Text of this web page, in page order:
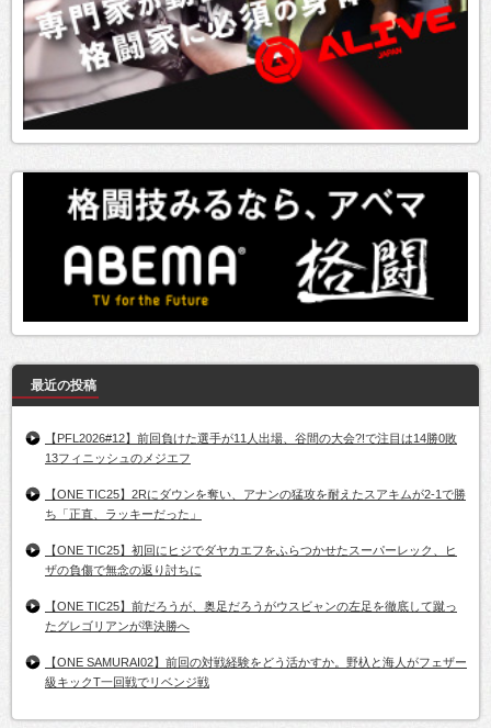
最近の投稿
【PFL2026#12】前回負けた選手が11人出場、谷間の大会?!で注目は14勝0敗
13フィニッシュのメジエフ
【ONE TIC25】2Rにダウンを奪い、アナンの猛攻を耐えたスアキムが2-1で勝
ち「正直、ラッキーだった」
【ONE TIC25】初回にヒジでダヤカエフをふらつかせたスーパーレック、ヒ
ザの負傷で無念の返り討ちに
【ONE TIC25】前だろうが、奥足だろうがウスビャンの左足を徹底して蹴っ
たグレゴリアンが準決勝へ
【ONE SAMURAI02】前回の対戦経験をどう活かすか。野杁と海人がフェザー
級キックT一回戦でリベンジ戦